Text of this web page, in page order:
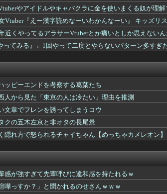
やアイドルやキャバクラに金を使いまくる奴が理
Vtuber『えー漢字読めなーいわかんなーい』 キッズリス
近くやってるアラサーVtuberとか痛いとしか思えない
ってみる』←1回やって二度とやらないパターン多すぎ
ッピーエンドを考察する葛葉たち
人から見た「東京の人は冷たい」理由を推測
文章でフレンを誘ってしまうコウ
クの五木左京と非オタの長尾景
隠れ方で怒られるチャイちゃん【めっちゃカメレオン】
感が強すぎて先輩呼びに違和感を持たれるｗ
嘩っすか？」と聞かれるのせさんｗｗｗ